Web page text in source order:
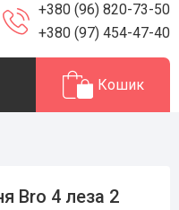
+380 (96) 820-73-50
+380 (97) 454-47-40
Кошик
Bro 4 леза 2